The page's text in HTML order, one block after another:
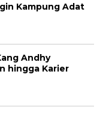
Kampung Adat
Andhy
hingga Karier